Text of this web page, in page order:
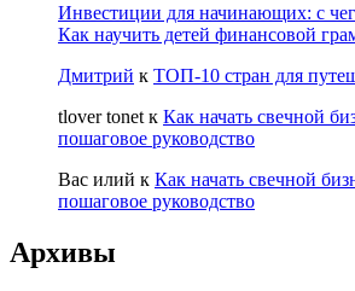
Инвестиции для начинающих: с
Как научить детей финансовой
Дмитрий к ТОП-10 стран для
tlover tonet к Как начать свечной
пошаговое руководство
Вас илий к Как начать свечной
пошаговое руководство
Архивы